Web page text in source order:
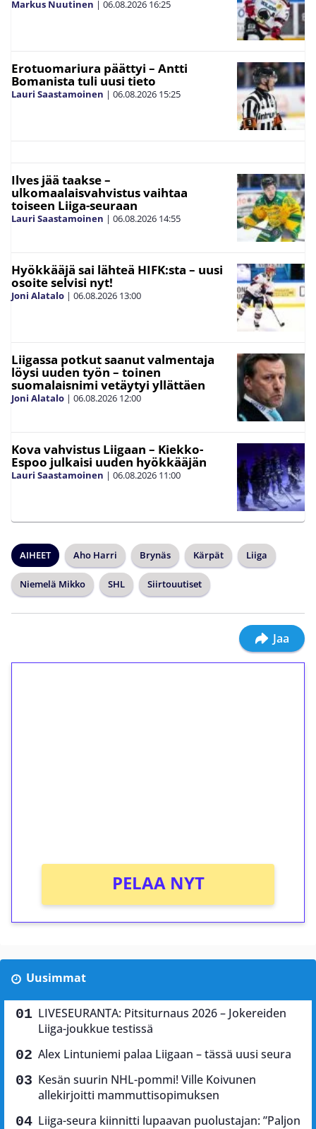
Markus Nuutinen | 06.08.2026 16:25
Erotuomariura päättyi – Antti
Bomanista tuli uusi tieto
Lauri Saastamoinen | 06.08.2026 15:25
Ilves jää taakse –
ulkomaalaisvahvistus vaihtaa
toiseen Liiga-seuraan
Lauri Saastamoinen | 06.08.2026 14:55
Hyökkääjä sai lähteä HIFK:sta – uusi
osoite selvisi nyt!
Joni Alatalo | 06.08.2026 13:00
Liigassa potkut saanut valmentaja
löysi uuden työn – toinen
suomalaisnimi vetäytyi yllättäen
Joni Alatalo | 06.08.2026 12:00
Kova vahvistus Liigaan – Kiekko-
Espoo julkaisi uuden hyökkääjän
Lauri Saastamoinen | 06.08.2026 11:00
AIHEET Aho Harri Brynäs Kärpät Liiga
Niemelä Mikko SHL Siirtouutiset
Jaa
PELAA NYT
Uusimmat
LIVESEURANTA: Pitsiturnaus 2026 – Jokereiden
Liiga-joukkue testissä
Alex Lintuniemi palaa Liigaan – tässä uusi seura
Kesän suurin NHL-pommi! Ville Koivunen
allekirjoitti mammuttisopimuksen
Liiga-seura kiinnitti lupaavan puolustajan: ”Paljon